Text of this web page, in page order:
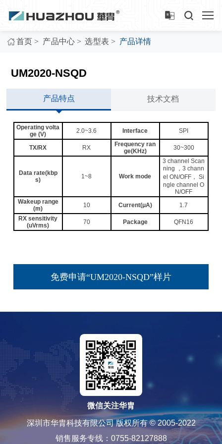
首页 > 产品中心 > 选型表 > 产品详情
UM2020-NSQD
产品特点 技术文档
Operating volta
ge (V)
2.0~3.6 Interface SPI
TX/RX RX
Frequency ran
ge(KHz)
30~300
Data rate(kbp
s)
1~8 Work mode
3 channel Scan
ning ，3 chann
el ON/OFF， Si
ngle channel O
N/OFF
Wakeup range
(m)
10 Current(μA)
1.7
RX sensitivity
(uVrms)
70 Package QFN16
免费申请“UM2020-NSQD”样片
微信关注华胄
深圳市华胄科技有限公司 版权所有 © 2005-2022
销售服务专线：0755-82127888